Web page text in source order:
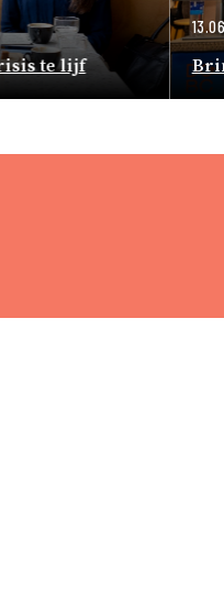
te lijf